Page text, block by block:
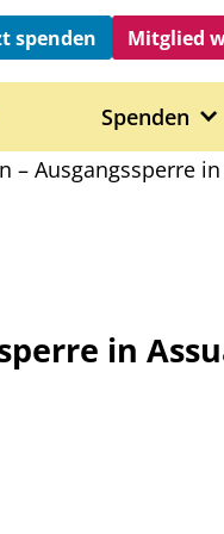
spenden Mitglied
Spenden
– Ausgangssperre
in